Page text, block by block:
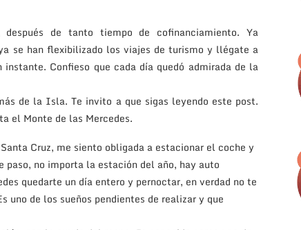
de tanto tiempo de cofinanciamiento. Ya
se han flexibilizado los viajes de turismo y llégate a
Confieso que cada día quedó admirada de la
de la Isla. Te invito a que sigas leyendo este post.
el Monte de las Mercedes.
Cruz, me siento obligada a estacionar el coche y
no importa la estación del año, hay auto
quedarte un día entero y pernoctar, en verdad no te
uno de los sueños pendientes de realizar y que